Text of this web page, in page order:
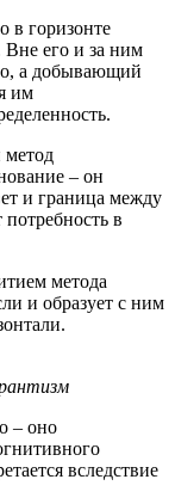
в горизонте
Вне его и за ним
а добывающий
им
метод
– он
и граница между
в
метода
и образует с ним
– оно
вследствие